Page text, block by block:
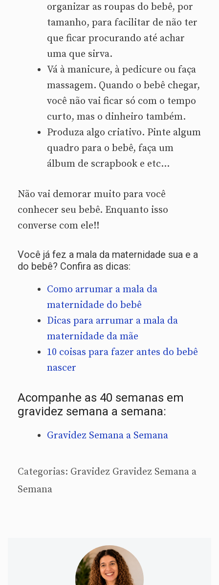
organizar as roupas do bebê, por
tamanho, para facilitar de não ter
que ficar procurando até achar
uma que sirva.
Vá à manicure, à pedicure ou faça
massagem. Quando o bebê chegar,
você não vai ficar só com o tempo
curto, mas o dinheiro também.
Produza algo criativo. Pinte algum
quadro para o bebê, faça um
álbum de scrapbook e etc…
Não vai demorar muito para você
conhecer seu bebê. Enquanto isso
converse com ele!!
Você já fez a mala da maternidade sua e a
do bebê? Confira as dicas:
Como arrumar a mala da
maternidade do bebê
Dicas para arrumar a mala da
maternidade da mãe
10 coisas para fazer antes do bebê
nascer
Acompanhe as 40 semanas em
gravidez semana a semana:
Gravidez Semana a Semana
Categorias: Gravidez Gravidez Semana a
Semana